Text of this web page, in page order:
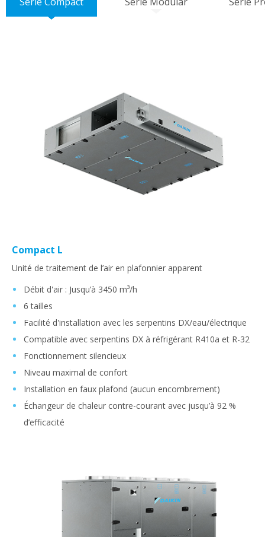
Compact L
Unité de traitement de l’air en plafonnier apparent
Débit d'air : Jusqu’à 3450 m³/h
6 tailles
Facilité d'installation avec les serpentins DX/eau/électrique
Compatible avec serpentins DX à réfrigérant R410a et R-32
Fonctionnement silencieux
Niveau maximal de confort
Installation en faux plafond (aucun encombrement)
Échangeur de chaleur contre-courant avec jusqu’à 92 %
d’efficacité